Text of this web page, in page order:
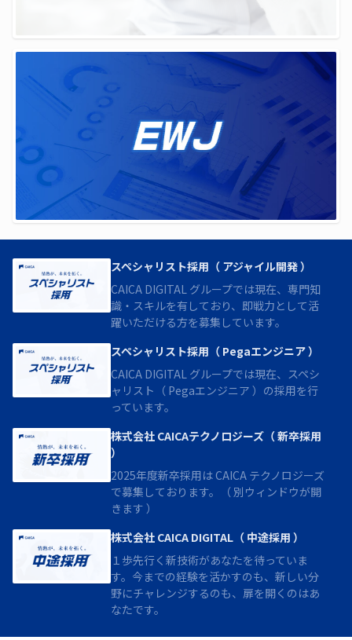
スペシャリスト採用（ アジャイル開発 ）
CAICA DIGITAL グループでは現在、専門知
識・スキルを有しており、即戦力として活
躍いただける方を募集しています。
スペシャリスト採用（ Pegaエンジニア ）
CAICA DIGITAL グループでは現在、スペシ
ャリスト（ Pegaエンジニア ）の採用を行
っています。
株式会社 CAICAテクノロジーズ（ 新卒採用
）
2025年度新卒採用は CAICA テクノロジーズ
で募集しております。（ 別ウィンドウが開
きます ）
株式会社 CAICA DIGITAL（ 中途採用 ）
１歩先行く新技術があなたを待っていま
す。今までの経験を活かすのも、新しい分
野にチャレンジするのも、扉を開くのはあ
なたです。